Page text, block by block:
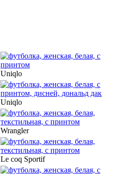
Uniqlo
Uniqlo
Wrangler
Le coq Sportif